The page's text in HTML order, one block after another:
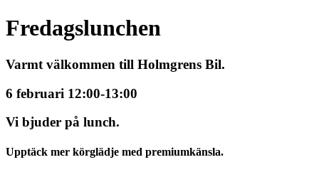
Fredagslunchen
Varmt välkommen till Holmgrens Bil.
6 februari 12:00-13:00
Vi bjuder på lunch.
Upptäck mer körglädje med premiumkänsla.